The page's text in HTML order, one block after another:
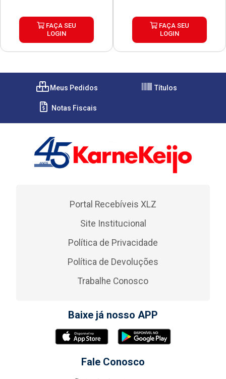
FAÇA SEU
LOGIN
FAÇA SEU
LOGIN
Meus Pedidos Títulos
Notas Fiscais
Portal Recebíveis XLZ
Site Institucional
Política de Privacidade
Política de Devoluções
Trabalhe Conosco
Baixe já nosso APP
Fale Conosco